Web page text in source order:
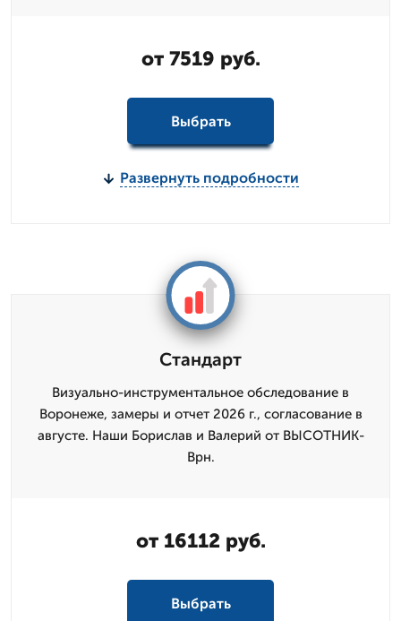
от 7519 руб.
Выбрать
Развернуть подробности
Стандарт
Визуально-инструментальное обследование в
Воронеже, замеры и отчет 2026 г., согласование в
августе. Наши Борислав и Валерий от ВЫСОТНИК-
Врн.
от 16112 руб.
Выбрать